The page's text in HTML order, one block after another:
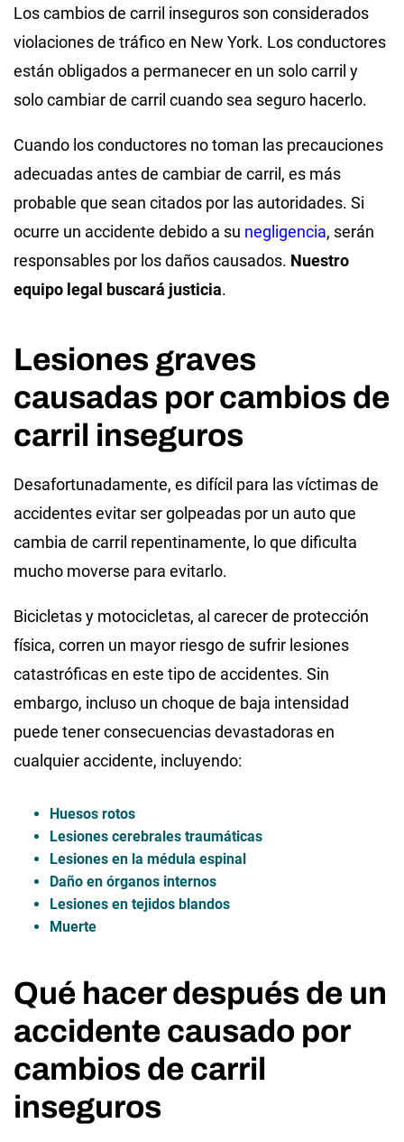
Los cambios de carril inseguros son considerados
violaciones de tráfico en New York. Los conductores
están obligados a permanecer en un solo carril y
solo cambiar de carril cuando sea seguro hacerlo.
Cuando los conductores no toman las precauciones
adecuadas antes de cambiar de carril, es más
probable que sean citados por las autoridades. Si
ocurre un accidente debido a su negligencia, serán
responsables por los daños causados. Nuestro
equipo legal buscará justicia.
Lesiones graves
causadas por cambios de
carril inseguros
Desafortunadamente, es difícil para las víctimas de
accidentes evitar ser golpeadas por un auto que
cambia de carril repentinamente, lo que dificulta
mucho moverse para evitarlo.
Bicicletas y motocicletas, al carecer de protección
física, corren un mayor riesgo de sufrir lesiones
catastróficas en este tipo de accidentes. Sin
embargo, incluso un choque de baja intensidad
puede tener consecuencias devastadoras en
cualquier accidente, incluyendo:
Huesos rotos
Lesiones cerebrales traumáticas
Lesiones en la médula espinal
Daño en órganos internos
Lesiones en tejidos blandos
Muerte
Qué hacer después de un
accidente causado por
cambios de carril
inseguros